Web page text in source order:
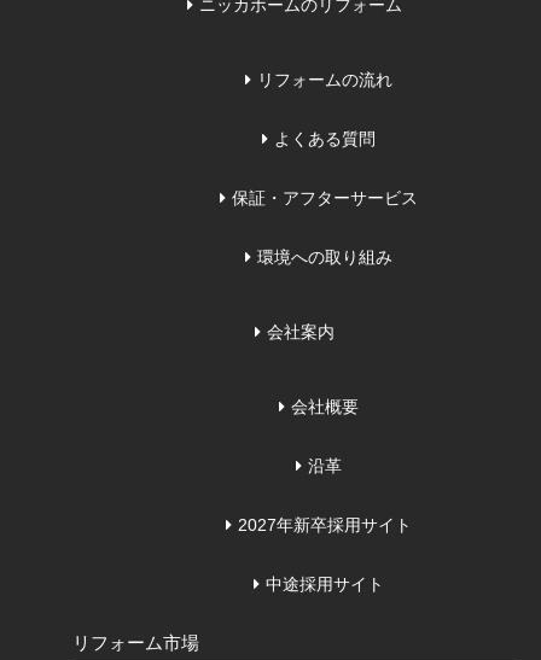
ニッカホームのリフォーム
リフォームの流れ
よくある質問
保証・アフターサービス
環境への取り組み
会社案内
会社概要
沿革
2027年新卒採用サイト
中途採用サイト
リフォーム市場